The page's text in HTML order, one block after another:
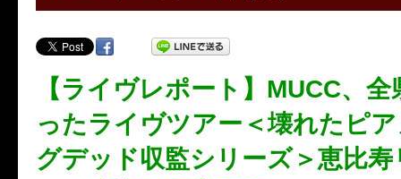
【ライヴレポート】MUCC、
ったライヴツアー＜壊れたピ
グデッド収監シリーズ＞恵比